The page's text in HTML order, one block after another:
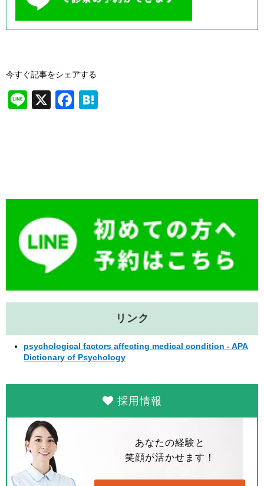
今すぐ記事をシェアする
Li X
F
o
k
リンク
psychological factors affecting medical condition - APA
Dictionary of Psychology
採用情報
あなたの経験と
笑顔が活かせます！